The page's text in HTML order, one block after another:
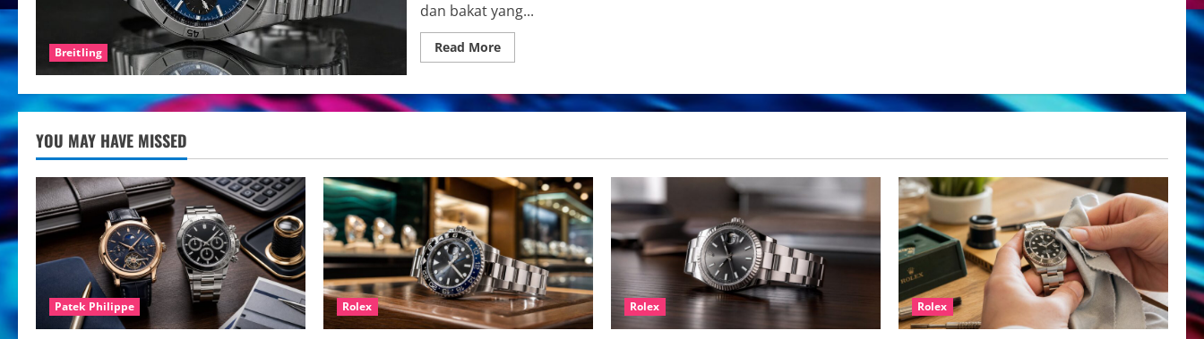
Breitling
dan bakat yang...
Read MoreRead
more
Tangan
Breitling
Terbaru
Spesifikasi,
Harga,
dan
Keunggulannya
YOU MAY HAVE MISSED
Patek Philippe Rolex Rolex Rolex